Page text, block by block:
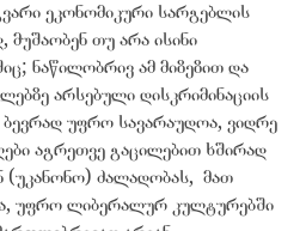
ეკონომიკური სარგებლის
მუშაობენ თუ არა ისინი
ნაწილობრივ ამ მიზეზით და
არსებული დისკრიმინაციის
ბევრად უფრო სავარაუდოა, ვიდრე
აგრეთვე გაცილებით ხშირად
(უკანონო) ძალადობას, მათ
უფრო ლიბერალურ კულტურებში